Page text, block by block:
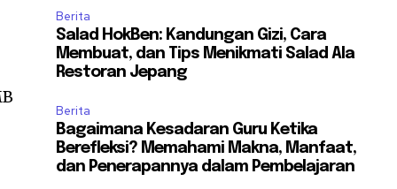
Berita
Salad HokBen: Kandungan Gizi, Cara
Membuat, dan Tips Menikmati Salad Ala
Restoran Jepang
Berita
Bagaimana Kesadaran Guru Ketika
Berefleksi? Memahami Makna, Manfaat,
dan Penerapannya dalam Pembelajaran